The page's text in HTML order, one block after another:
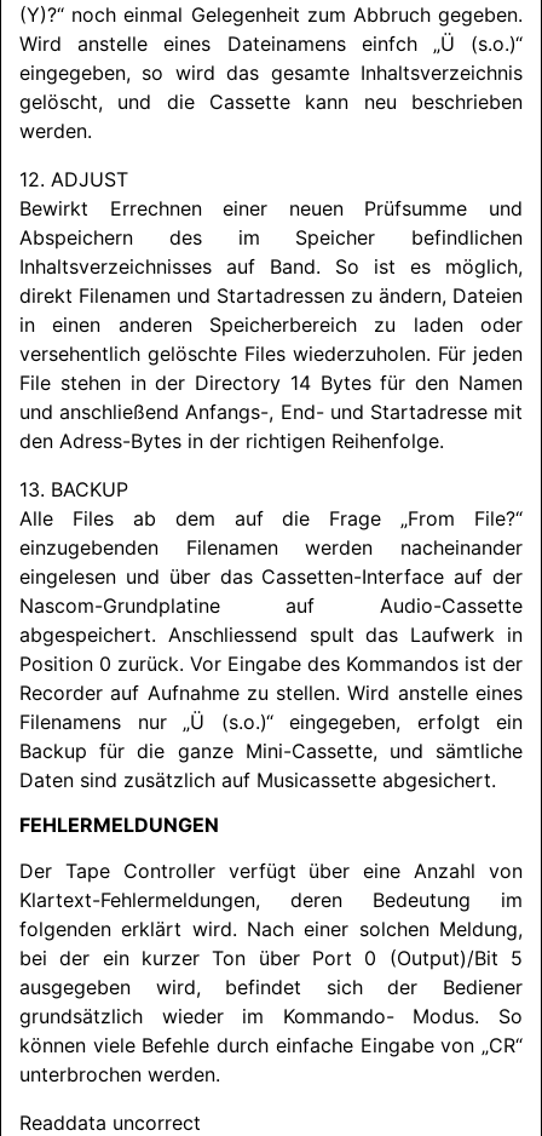
(Y)?“ noch einmal Gelegenheit zum Abbruch gegeben.
Wird anstelle eines Dateinamens einfch „Ü (s.o.)“
eingegeben, so wird das gesamte Inhaltsverzeichnis
gelöscht, und die Cassette kann neu beschrieben
werden.
12. ADJUST
Bewirkt Errechnen einer neuen Prüfsumme und
Abspeichern des im Speicher befindlichen
Inhaltsverzeichnisses auf Band. So ist es möglich,
direkt Filenamen und Startadressen zu ändern, Dateien
in einen anderen Speicherbereich zu laden oder
versehentlich gelöschte Files wiederzuholen. Für jeden
File stehen in der Directory 14 Bytes für den Namen
und anschließend Anfangs-, End- und Startadresse mit
den Adress-Bytes in der richtigen Reihenfolge.
13. BACKUP
Alle Files ab dem auf die Frage „From File?“
einzugebenden Filenamen werden nacheinander
eingelesen und über das Cassetten-Interface auf der
Nascom-Grundplatine auf Audio-Cassette
abgespeichert. Anschliessend spult das Laufwerk in
Position 0 zurück. Vor Eingabe des Kommandos ist der
Recorder auf Aufnahme zu stellen. Wird anstelle eines
Filenamens nur „Ü (s.o.)“ eingegeben, erfolgt ein
Backup für die ganze Mini-Cassette, und sämtliche
Daten sind zusätzlich auf Musicassette abgesichert.
FEHLERMELDUNGEN
Der Tape Controller verfügt über eine Anzahl von
Klartext-Fehlermeldungen, deren Bedeutung im
folgenden erklärt wird. Nach einer solchen Meldung,
bei der ein kurzer Ton über Port 0 (Output)/Bit 5
ausgegeben wird, befindet sich der Bediener
grundsätzlich wieder im Kommando- Modus. So
können viele Befehle durch einfache Eingabe von „CR“
unterbrochen werden.
Readdata uncorrect